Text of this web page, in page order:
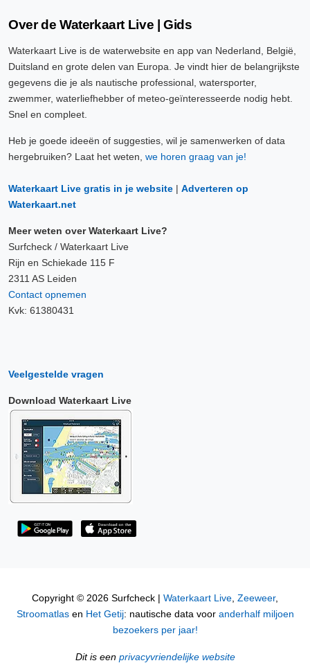
Over de Waterkaart Live | Gids
Waterkaart Live is de waterwebsite en app van Nederland, België,
Duitsland en grote delen van Europa. Je vindt hier de belangrijkste
gegevens die je als nautische professional, watersporter,
zwemmer, waterliefhebber of meteo-geïnteresseerde nodig hebt.
Snel en compleet.
Heb je goede ideeën of suggesties, wil je samenwerken of data
hergebruiken? Laat het weten, we horen graag van je!
Waterkaart Live gratis in je website | Adverteren op
Waterkaart.net
Meer weten over Waterkaart Live?
Surfcheck / Waterkaart Live
Rijn en Schiekade 115 F
2311 AS Leiden
Contact opnemen
Kvk: 61380431
Veelgestelde vragen
Download Waterkaart Live
Copyright © 2026 Surfcheck | Waterkaart Live, Zeeweer,
Stroomatlasen Het Getij: nautische data voor anderhalf miljoen
bezoekers per jaar!
Dit is een privacyvriendelijke website